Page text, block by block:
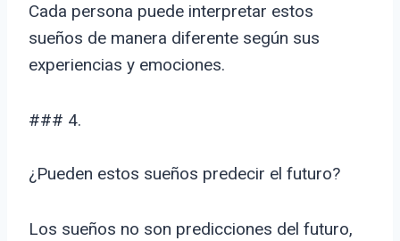
Cada persona puede interpretar estos
sueños de manera diferente según sus
experiencias y emociones.
### 4.
¿Pueden estos sueños predecir el futuro?
Los sueños no son predicciones del futuro,